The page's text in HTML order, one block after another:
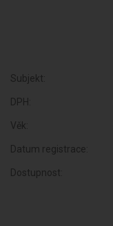
Subjekt:
DPH:
Věk:
Datum registrace:
Dostupnost: